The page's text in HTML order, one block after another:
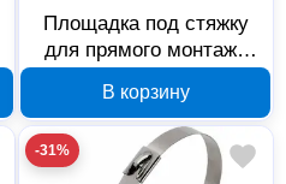
Площадка под стяжку
для прямого монтажа
шт PR13.0343
В корзину
-31%